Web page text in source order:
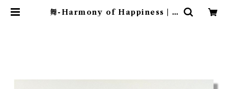
舞-Harmony of Happiness | K